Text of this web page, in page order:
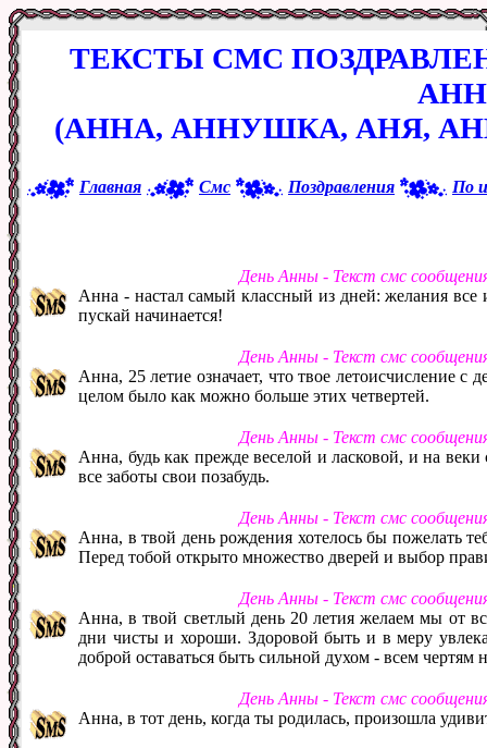
ТЕКСТЫ СМС
(АННА, АННУШКА, АНЯ,
Главная Смс Поздравления По
День Анны - Текст смс
Анна - настал самый классный из дней: желания
пускай начинается!
День Анны - Текст смс
Анна, 25 летие означает, что твое летоисчисление
целом было как можно больше этих четвертей.
День Анны - Текст смс
Анна, будь как прежде веселой и ласковой, и на
все заботы свои позабудь.
День Анны - Текст смс
Анна, в твой день рождения хотелось бы пожелать
Перед тобой открыто множество дверей и выбор
День Анны - Текст смс
Анна, в твой светлый день 20 летия желаем мы от
дни чисты и хороши. Здоровой быть и в меру
доброй оставаться быть сильной духом - всем чертям
День Анны - Текст смс
Анна, в тот день, когда ты родилась, произошла